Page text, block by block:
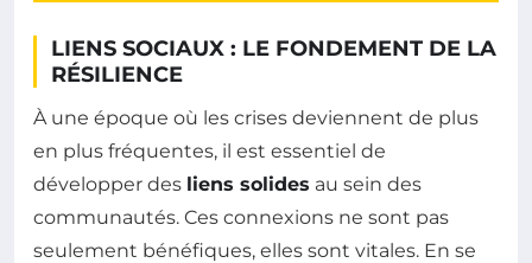
LIENS SOCIAUX : LE FONDEMENT DE LA
RÉSILIENCE
À une époque où les crises deviennent de plus
en plus fréquentes, il est essentiel de
développer des liens solides au sein des
communautés. Ces connexions ne sont pas
seulement bénéfiques, elles sont vitales. En se